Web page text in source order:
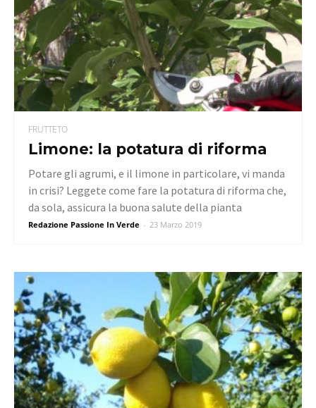
FRUTTETO
Limone: la potatura di riforma
Redazione Passione In Verde - 23 Marzo 2019
Potare gli agrumi, e il limone in particolare, vi manda
in crisi? Leggete come fare la potatura di riforma che,
da sola, assicura la buona salute della pianta